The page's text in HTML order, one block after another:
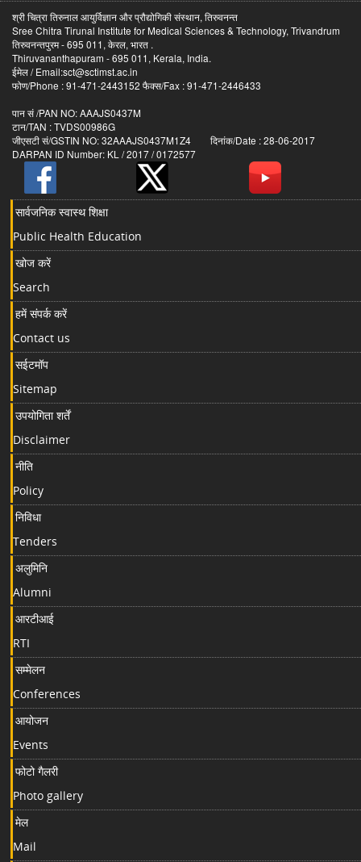
श्री चित्रा तिरुनाल आयुर्विज्ञान और प्रौद्योगिकी संस्थान, तिरुवनन्त
Sree Chitra Tirunal Institute for Medical Sciences & Technology, Trivandrum
तिरुवनन्तपुरम - 695 011, केरल, भारत .
Thiruvananthapuram - 695 011, Kerala, India.
ईमेल / Email:sct@sctimst.ac.in
फोण/Phone : 91-471-2443152 फैक्स/Fax : 91-471-2446433
पान सं /PAN NO: AAAJS0437M
टान/TAN : TVDS00986G
जीएसटी सं/GSTIN NO: 32AAAJS0437M1Z4 दिनांक/Date : 28-06-2017
DARPAN ID Number: KL / 2017 / 0172577
सार्वजनिक स्वास्थ शिक्षा
Public Health Education
खोज करें
Search
हमें संपर्क करें
Contact us
सईटमॉप
Sitemap
उपयोगिता शर्तें
Disclaimer
नीति
Policy
निविधा
Tenders
अलुमिनि
Alumni
आरटीआई
RTI
सम्मेलन
Conferences
आयोजन
Events
फोटो गैलरी
Photo gallery
मेल
Mail